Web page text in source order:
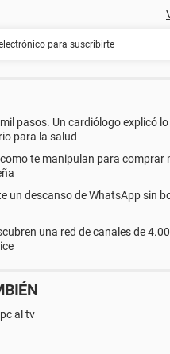
pasos. Un cardiólogo explicó lo
para la salud
como te manipulan para comprar
un descanso de WhatsApp sin
una red de canales de
al tv